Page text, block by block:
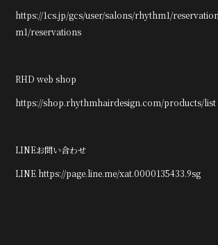
https://1cs.jp/gcs/user/salons/rhythm1/
m1/reservations
RHD web shop
https://shop.rhythmhairdesign.com/products/list
LINEお問い合わせ
LINE https://page.line.me/xat.0000135433.9sg